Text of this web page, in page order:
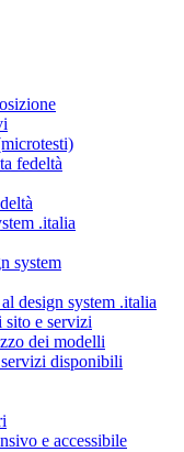
fedeltà
.italia
system
design system .italia
sito e servizi
dei modelli
disponibili
e accessibile